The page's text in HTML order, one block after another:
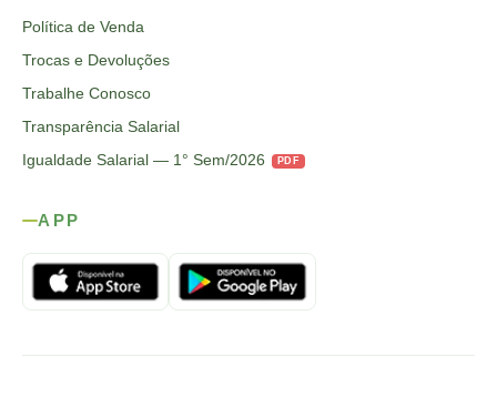
Política de Venda
Trocas e Devoluções
Trabalhe Conosco
Transparência Salarial
Igualdade Salarial — 1° Sem/2026
PDF
APP